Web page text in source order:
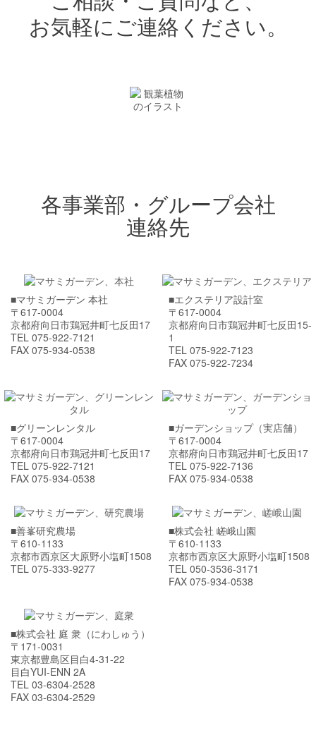
お気軽にご連絡ください。
各事業部・グループ会社
連絡先
■マサミガーデン 本社
〒617-0004
京都府向日市鶏冠井町七反田17
TEL 075-922-7121
FAX 075-934-0538
■エクステリア設計室
〒617-0004
京都府向日市鶏冠井町七反田15-
1
TEL 075-922-7123
FAX 075-922-7234
■グリーンレンタル
〒617-0004
京都府向日市鶏冠井町七反田17
TEL 075-922-7121
FAX 075-934-0538
■ガーデンショップ（実店舗）
〒617-0004
京都府向日市鶏冠井町七反田17
TEL 075-922-7136
FAX 075-934-0538
■善峯研究農場
〒610-1133
京都市西京区大原野小塩町1508
TEL 075-333-9277
■株式会社 嵯峨山園
〒610-1133
京都市西京区大原野小塩町1508
TEL 050-3536-3171
FAX 075-934-0538
■株式会社 庭 衆（にわしゅう）
〒171-0031
東京都豊島区目白4-31-22
目白YUI-ENN 2A
TEL 03-6304-2528
FAX 03-6304-2529